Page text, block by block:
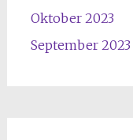
Oktober 2023
September 2023